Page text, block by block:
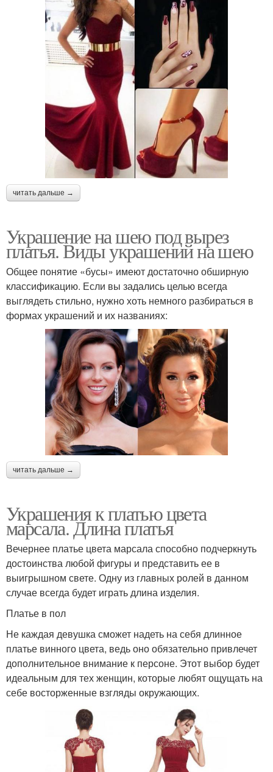
читать дальше →
Украшение на шею под вырез
платья. Виды украшений на шею
Общее понятие «бусы» имеют достаточно обширную
классификацию. Если вы задались целью всегда
выглядеть стильно, нужно хоть немного разбираться в
формах украшений и их названиях:
читать дальше →
Украшения к платью цвета
марсала. Длина платья
Вечернее платье цвета марсала способно подчеркнуть
достоинства любой фигуры и представить ее в
выигрышном свете. Одну из главных ролей в данном
случае всегда будет играть длина изделия.
Платье в пол
Не каждая девушка сможет надеть на себя длинное
платье винного цвета, ведь оно обязательно привлечет
дополнительное внимание к персоне. Этот выбор будет
идеальным для тех женщин, которые любят ощущать на
себе восторженные взгляды окружающих.